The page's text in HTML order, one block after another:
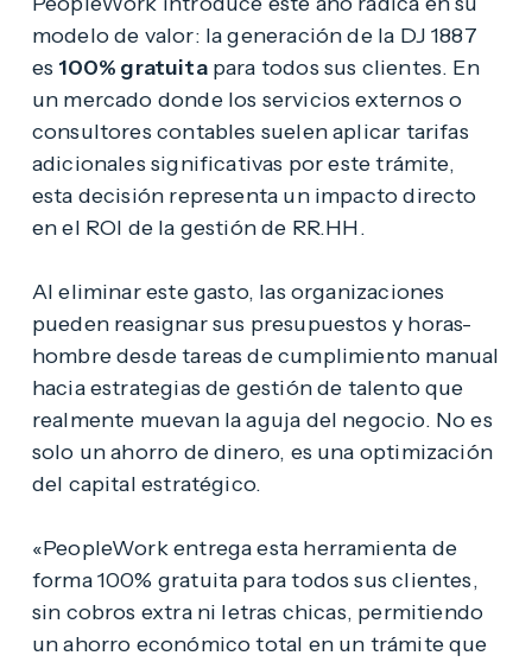
modelo de valor: la generación de la DJ 1887
es 100% gratuitapara todos sus clientes. En
un mercado donde los servicios externos o
consultores contables suelen aplicar tarifas
adicionales significativas por este trámite,
esta decisión representa un impacto directo
en el ROI de la gestión de RR.HH.
Al eliminar este gasto, las organizaciones
pueden reasignar sus presupuestos y horas-
hombre desde tareas de cumplimiento manual
hacia estrategias de gestión de talento que
realmente muevan la aguja del negocio. No es
solo un ahorro de dinero, es una optimización
del capital estratégico.
«PeopleWork entrega esta herramienta de
forma 100% gratuita para todos sus clientes,
sin cobros extra ni letras chicas, permitiendo
un ahorro económico total en un trámite que